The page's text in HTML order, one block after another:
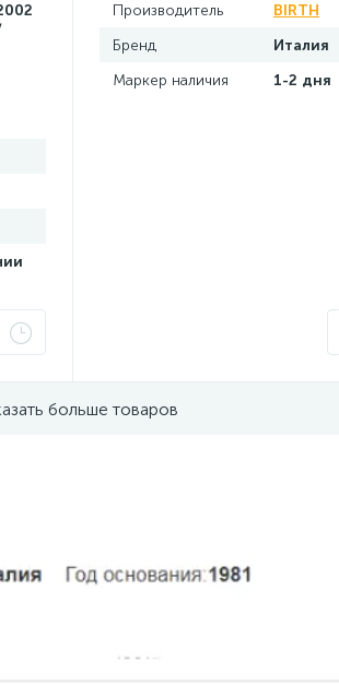
Производитель
BIRTH
Бренд
Италия
Маркер наличия
1-2 дня
больше товаров